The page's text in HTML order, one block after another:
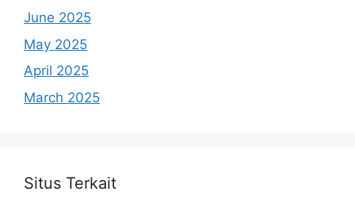
June 2025
May 2025
April 2025
March 2025
Situs Terkait